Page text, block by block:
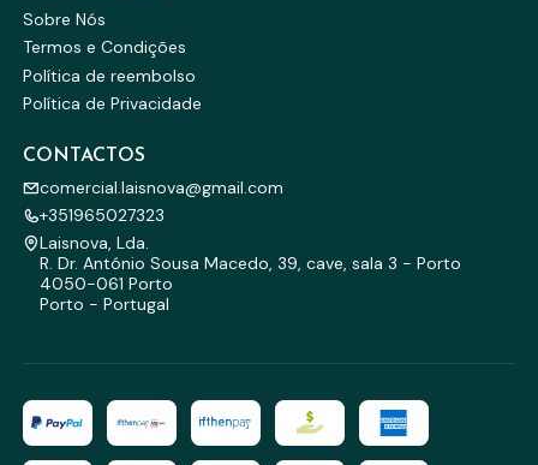
Sobre Nós
Termos e Condições
Política de reembolso
Política de Privacidade
CONTACTOS
comercial.laisnova@gmail.com
+351965027323
Laisnova, Lda.
R. Dr. António Sousa Macedo, 39, cave, sala 3 - Porto
4050-061 Porto
Porto - Portugal